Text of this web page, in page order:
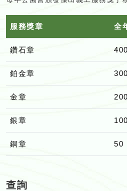
服務獎章 全
鑽石章 400
鉑金章 300
金章 200
銀章 100
銅章 50
查詢